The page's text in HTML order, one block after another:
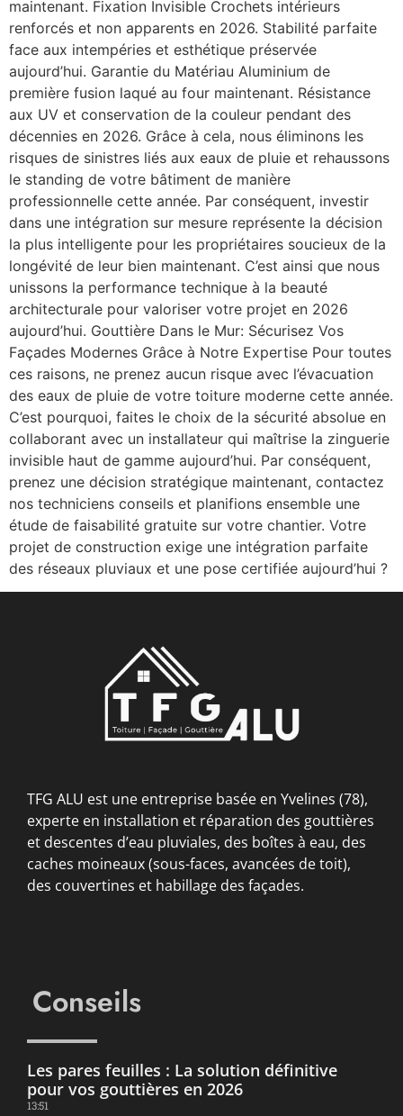
maintenant. Fixation Invisible Crochets intérieurs
renforcés et non apparents en 2026. Stabilité parfaite
face aux intempéries et esthétique préservée
aujourd’hui. Garantie du Matériau Aluminium de
première fusion laqué au four maintenant. Résistance
aux UV et conservation de la couleur pendant des
décennies en 2026. Grâce à cela, nous éliminons les
risques de sinistres liés aux eaux de pluie et rehaussons
le standing de votre bâtiment de manière
professionnelle cette année. Par conséquent, investir
dans une intégration sur mesure représente la décision
la plus intelligente pour les propriétaires soucieux de la
longévité de leur bien maintenant. C’est ainsi que nous
unissons la performance technique à la beauté
architecturale pour valoriser votre projet en 2026
aujourd’hui. Gouttière Dans le Mur: Sécurisez Vos
Façades Modernes Grâce à Notre Expertise Pour toutes
ces raisons, ne prenez aucun risque avec l’évacuation
des eaux de pluie de votre toiture moderne cette année.
C’est pourquoi, faites le choix de la sécurité absolue en
collaborant avec un installateur qui maîtrise la zinguerie
invisible haut de gamme aujourd’hui. Par conséquent,
prenez une décision stratégique maintenant, contactez
nos techniciens conseils et planifions ensemble une
étude de faisabilité gratuite sur votre chantier. Votre
projet de construction exige une intégration parfaite
des réseaux pluviaux et une pose certifiée aujourd’hui ?
TFG ALU est une entreprise basée en Yvelines (78),
experte en installation et réparation des gouttières
et descentes d’eau pluviales, des boîtes à eau, des
caches moineaux (sous-faces, avancées de toit),
des couvertines et habillage des façades.
Conseils
Les pares feuilles : La solution définitive
pour vos gouttières en 2026
13:51